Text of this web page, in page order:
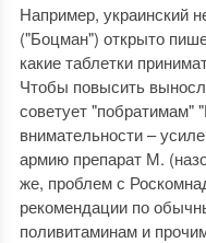
Например, украинский
("Боцман") открыто
какие таблетки
Чтобы повысить
советует
внимательности –
армию препарат М.
же, проблем с
рекомендации по
поливитаминам и